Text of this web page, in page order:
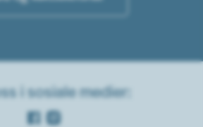
i sosiale medier:
FacebookInstagram